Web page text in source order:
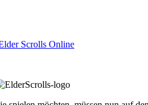
Scrolls Online